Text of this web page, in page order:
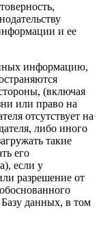
и ее
информацию,
(включая
или право на
отсутствует на
либо иного
такие
его
если у
разрешение от
данных, в том